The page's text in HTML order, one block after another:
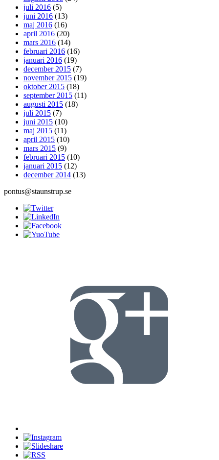
juli 2016 (5)
juni 2016 (13)
maj 2016 (16)
april 2016 (20)
mars 2016 (14)
februari 2016 (16)
januari 2016 (19)
december 2015 (7)
november 2015 (19)
oktober 2015 (18)
september 2015 (11)
augusti 2015 (18)
juli 2015 (7)
juni 2015 (10)
maj 2015 (11)
april 2015 (10)
mars 2015 (9)
februari 2015 (10)
januari 2015 (12)
december 2014 (13)
pontus@staunstrup.se